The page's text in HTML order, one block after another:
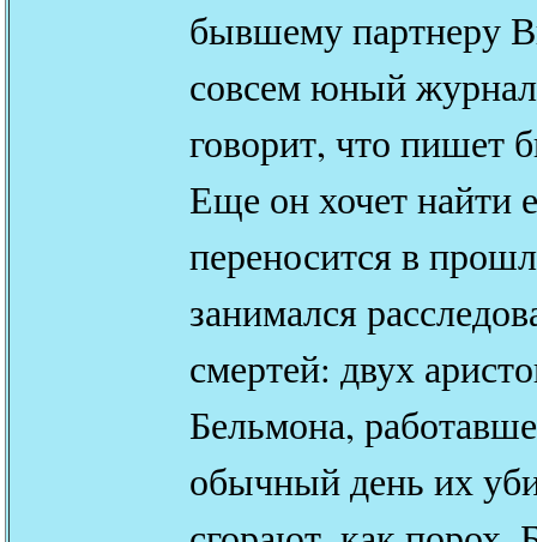
бывшему партнеру
совсем юный
говорит, что пишет
Еще он хочет найти
переносится в
занимался
смертей: двух
Бельмона,
обычный день их